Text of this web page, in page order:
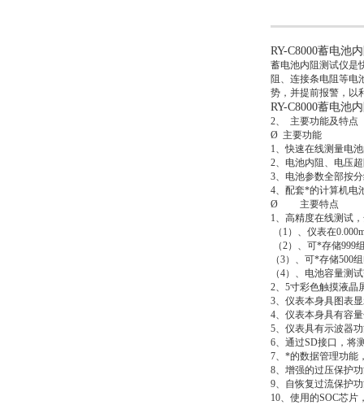
RY-C8000蓄电池
蓄电池内阻测试仪是
阻、连接条电阻等电
势，并提前报警，以
RY-C8000蓄电池
2、 主要功能及特点
Ø 主要功能
1、快速在线测量电
2、电池内阻、电压
3、电池参数全部按
4、配套*的计算机
Ø 主要特点
1、高精度在线测试
（1）、仪表在
（2）、可*存储999
（3）、可*存储500
（4）、电池容量测
2、5寸彩色触摸液晶
3、仪表本身具图表
4、仪表本身具有容
5、仪表具有示波器
6、通过SD接口，将
7、*的数据管理功能
8、增强的过压保护
9、自恢复过流保护
10、使用的SOC芯